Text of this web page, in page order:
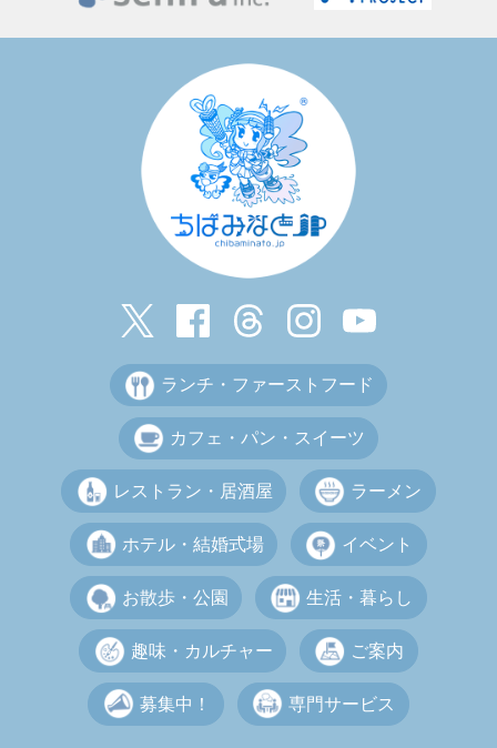
ランチ・ファーストフード
カフェ・パン・スイーツ
レストラン・居酒屋 ラーメン
ホテル・結婚式場 イベント
お散歩・公園 生活・暮らし
趣味・カルチャー ご案内
募集中！ 専門サービス